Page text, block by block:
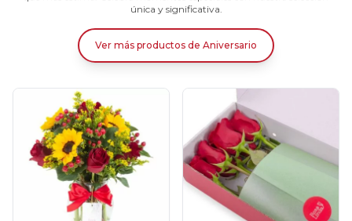
única y significativa.
Ver más productos de Aniversario